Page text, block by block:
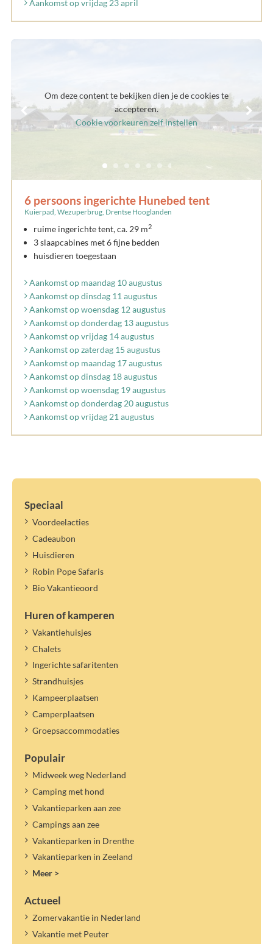
Aankomst op vrijdag 23 april
Om deze content te bekijken dien je de cookies te
accepteren.
Cookie voorkeuren zelf instellen
6 persoons ingerichte Hunebed tent
Kuierpad, Wezuperbrug, Drentse Hooglanden
ruime ingerichte tent, ca. 29 m2
3 slaapcabines met 6 fijne bedden
huisdieren toegestaan
Aankomst op maandag 10 augustus
Aankomst op dinsdag 11 augustus
Aankomst op woensdag 12 augustus
Aankomst op donderdag 13 augustus
Aankomst op vrijdag 14 augustus
Aankomst op zaterdag 15 augustus
Aankomst op maandag 17 augustus
Aankomst op dinsdag 18 augustus
Aankomst op woensdag 19 augustus
Aankomst op donderdag 20 augustus
Aankomst op vrijdag 21 augustus
Speciaal
Voordeelacties
Cadeaubon
Huisdieren
Robin Pope Safaris
Bio Vakantieoord
Huren of kamperen
Vakantiehuisjes
Chalets
Ingerichte safaritenten
Strandhuisjes
Kampeerplaatsen
Camperplaatsen
Groepsaccommodaties
Populair
Midweek weg Nederland
Camping met hond
Vakantieparken aan zee
Campings aan zee
Vakantieparken in Drenthe
Vakantieparken in Zeeland
Meer >
Actueel
Zomervakantie in Nederland
Vakantie met Peuter